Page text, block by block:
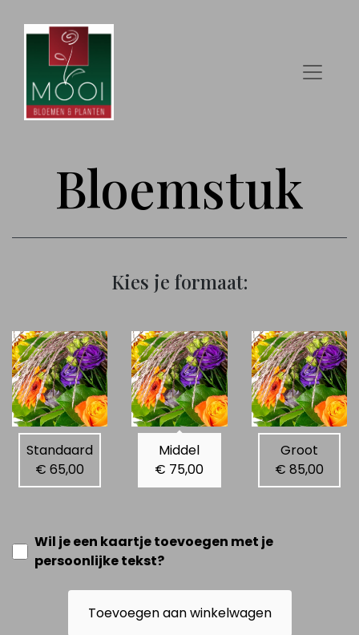
Bloemstuk
Kies je formaat:
Standaard
€ 65,00
Middel
€ 75,00
Groot
€ 85,00
Wil je een kaartje toevoegen met je
persoonlijke tekst?
Toevoegen aan winkelwagen